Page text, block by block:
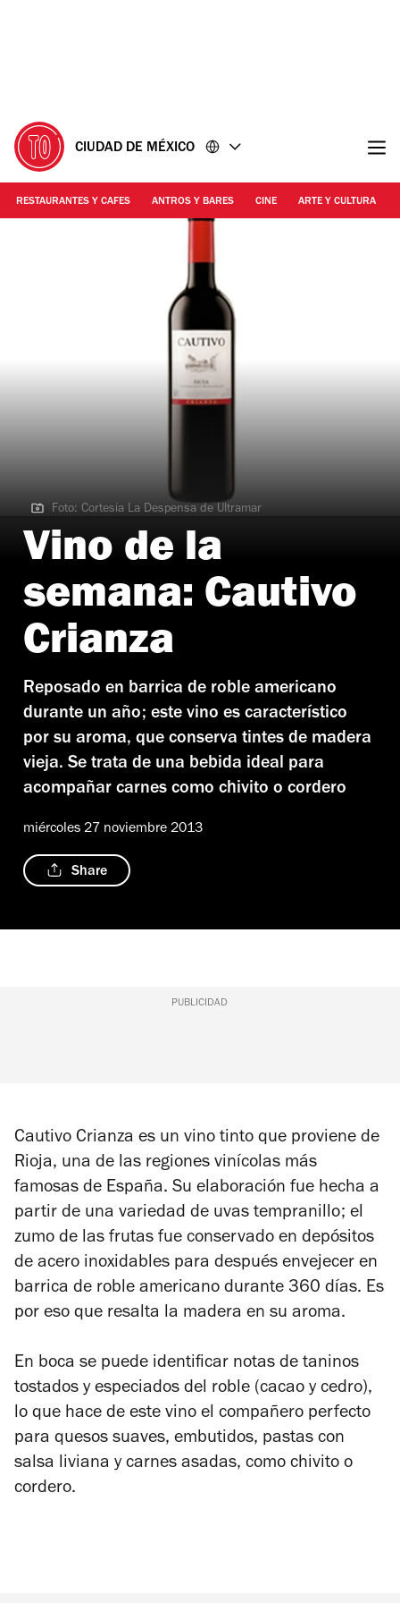
CIUDAD DE MÉXICO
RESTAURANTES Y CAFES ANTROS Y BARES CINE ARTE Y CULTURA
Foto: Cortesía La Despensa de Ultramar
Foto: Cortesía La Despensa de Ultramar
Vino de la
semana: Cautivo
Crianza
Reposado en barrica de roble americano
durante un año; este vino es característico
por su aroma, que conserva tintes de madera
vieja. Se trata de una bebida ideal para
acompañar carnes como chivito o cordero
miércoles 27 noviembre 2013
Share
PUBLICIDAD
Cautivo Crianza es un vino tinto que proviene de
Rioja, una de las regiones vinícolas más
famosas de España. Su elaboración fue hecha a
partir de una variedad de uvas tempranillo; el
zumo de las frutas fue conservado en depósitos
de acero inoxidables para después envejecer en
barrica de roble americano durante 360 días. Es
por eso que resalta la madera en su aroma.
En boca se puede identificar notas de taninos
tostados y especiados del roble (cacao y cedro),
lo que hace de este vino el compañero perfecto
para quesos suaves, embutidos, pastas con
salsa liviana y carnes asadas, como chivito o
cordero.